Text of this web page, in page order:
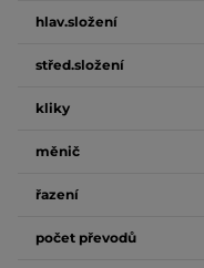
hlav.složení
střed.složení
kliky
měnič
řazení
počet převodů